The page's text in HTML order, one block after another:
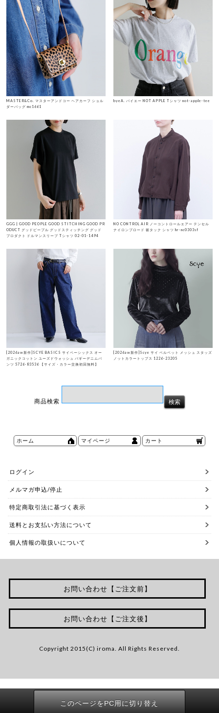
MASTER&Co. マスターアンドコー ヘアカーフ ショル
ダーバッグ mc1661
byeA. バイエー NOT APPLE Tシャツ not-apple-tee
GGG | GOOD PEOPLE GOOD STITCHING GOOD PR
ODUCT グッドピープル グッドスティッチング グッド
プロダクト ドルマンスリーブ Tシャツ 02-01-1494
NO CONTROL AIR ノーコントロールエアー テンセル
ナイロンブロード 裾タック シャツ hr-nc0303sf
[2026aw新作]SCYE BASICS サイベーシックス オー
ガニックコットン ユーズドウォッシュ バギーデニムパ
ンツ 5726-83536 【サイズ・カラー交換初回無料】
[2026aw新作]Scye サイ ベルベット メッシュ スタッズ
ノットカラートップス 1226-23205
商品検索
ホーム マイページ カート
ログイン
メルマガ申込/停止
特定商取引法に基づく表示
送料とお支払い方法について
個人情報の取扱いについて
お問い合わせ【ご注文前】
お問い合わせ【ご注文後】
Copyright 2015(C) iroma. All Rights Reserved.
このページをPC用に切り替え